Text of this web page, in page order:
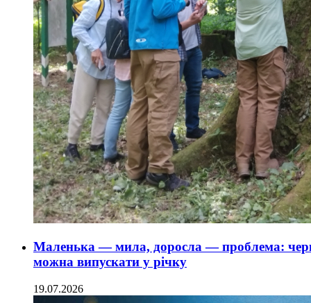
Маленька — мила, доросла — проблема:
можна випускати у річку
19.07.2026